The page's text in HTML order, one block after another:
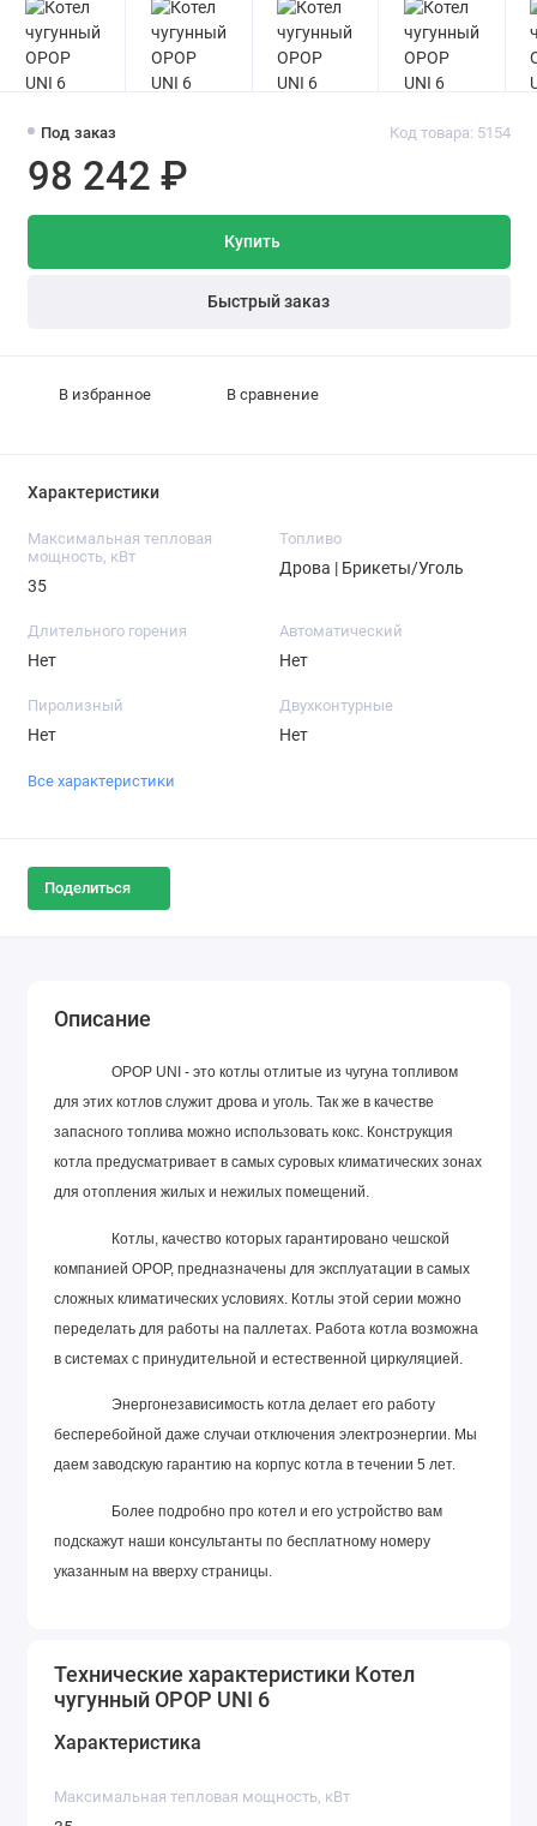
Под заказ Код товара: 5154
98 242 ₽
Купить
Быстрый заказ
В избранное В сравнение
Характеристики
Максимальная тепловая
мощность, кВт
35
Топливо
Дрова | Брикеты/Уголь
Длительного горения
Нет
Автоматический
Нет
Пиролизный
Нет
Двухконтурные
Нет
Все характеристики
Поделиться
Описание
OPOP UNI - это котлы отлитые из чугуна топливом
для этих котлов служит дрова и уголь. Так же в качестве
запасного топлива можно использовать кокс. Конструкция
котла предусматривает в самых суровых климатических зонах
для отопления жилых и нежилых помещений.
Котлы, качество которых гарантировано чешской
компанией OPOP, предназначены для эксплуатации в самых
сложных климатических условиях. Котлы этой серии можно
переделать для работы на паллетах. Работа котла возможна
в системах с принудительной и естественной циркуляцией.
Энергонезависимость котла делает его работу
бесперебойной даже случаи отключения электроэнергии. Мы
даем заводскую гарантию на корпус котла в течении 5 лет.
Более подробно про котел и его устройство вам
подскажут наши консультанты по бесплатному номеру
указанным на вверху страницы.
Технические характеристики Котел
чугунный OPOP UNI 6
Характеристика
Максимальная тепловая мощность, кВт